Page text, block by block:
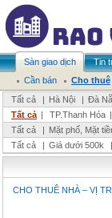
Sàn giao dịch Tin
Cần bán
Cho thuê
Tất cả
| Hà Nội | Đà
Tất cả | TP.Thanh Hóa |
Tất cả
| Mặt phố, Mặt
Tất cả
| Giá dưới 500k |
CHO THUÊ NHÀ – VỊ